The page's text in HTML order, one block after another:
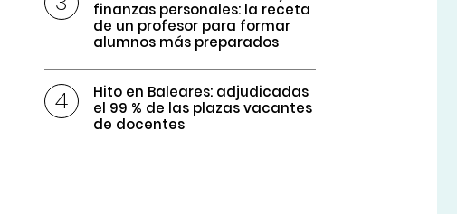
finanzas personales: la receta
de un profesor para formar
alumnos más preparados
Hito en Baleares: adjudicadas
el 99 % de las plazas vacantes
de docentes